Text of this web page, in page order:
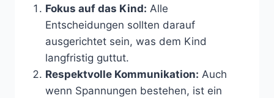
Fokus auf das Kind: Alle
Entscheidungen sollten darauf
ausgerichtet sein, was dem Kind
langfristig guttut.
Respektvolle Kommunikation: Auch
wenn Spannungen bestehen, ist ein